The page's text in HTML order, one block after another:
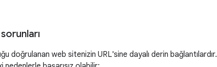
doğrulanan web sitenizin URL'sine dayalı derin bağlantılardır.